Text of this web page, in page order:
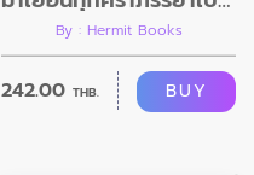
By : Hermit Books
242.00 THB. BUY